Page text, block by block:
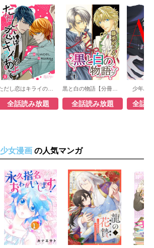
き……。次に狙われるのは私？ 事件の真相
は、真犯人は？ 疑似餌を撒くように周到に
張り巡らされた、瞳子を取り巻く恐ろしい陰
謀とは――。岡野史佳が透明な筆致で描く、
衝撃の近未来SFサスペンス！
ただし恋はキライのあとで（フルカラー）
全話読み放題
黒と白の物語【分冊版】
全話読み放題
少年A
全話
少女漫画 の人気マンガ